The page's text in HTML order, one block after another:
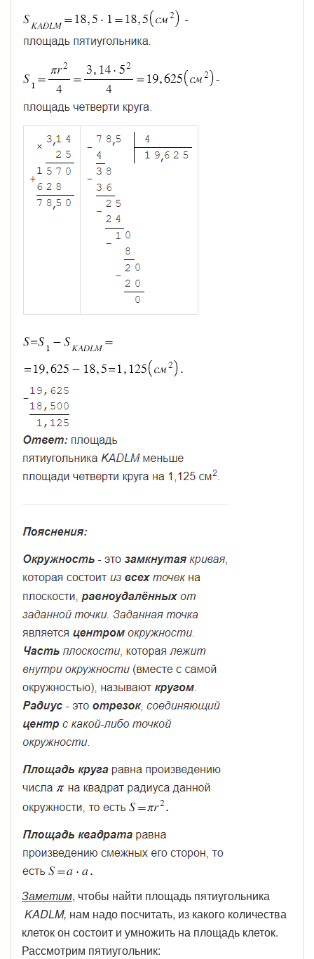
Заметим, чтобы найти площадь пятиугольника
KADLM, нам надо посчитать, из какого количества
клеток он состоит и умножить на площадь клеток.
Рассмотрим пятиугольник: